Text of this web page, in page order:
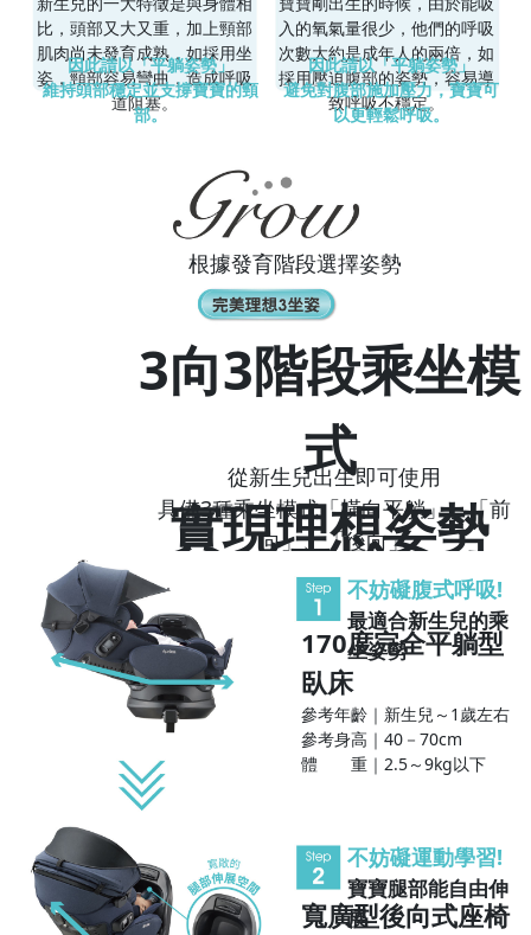
比，頭部又大又重，加上頸部
肌肉尚未發育成熟，如採用坐
姿，頸部容易彎曲，造成呼吸
道阻塞。
因此請以「平躺姿勢」
維持頭部穩定並支撐寶寶的頸
部。
入的氧氣量很少，他們的呼吸
次數大約是成年人的兩倍，如
採用壓迫腹部的姿勢，容易導
致呼吸不穩定。
因此請以「平躺姿勢」
避免對腹部施加壓力，寶寶可
以更輕鬆呼吸。
根據發育階段選擇姿勢
3向3階段乘坐模
式
實現理想姿勢
從新生兒出生即可使用
具備3種乘坐模式「橫向平躺」、「前
向」、「後向」
在寶寶成長的任何階段始終保持完美理
想的乘坐姿勢
不妨礙腹式呼吸!
最適合新生兒的乘
坐姿勢
170度完全平躺型
臥床
參考年齡｜新生兒～1歲左右
參考身高｜40－70cm
體 重｜2.5～9kg以下
不妨礙運動學習!
寶寶腿部能自由伸
展
寬廣型後向式座椅